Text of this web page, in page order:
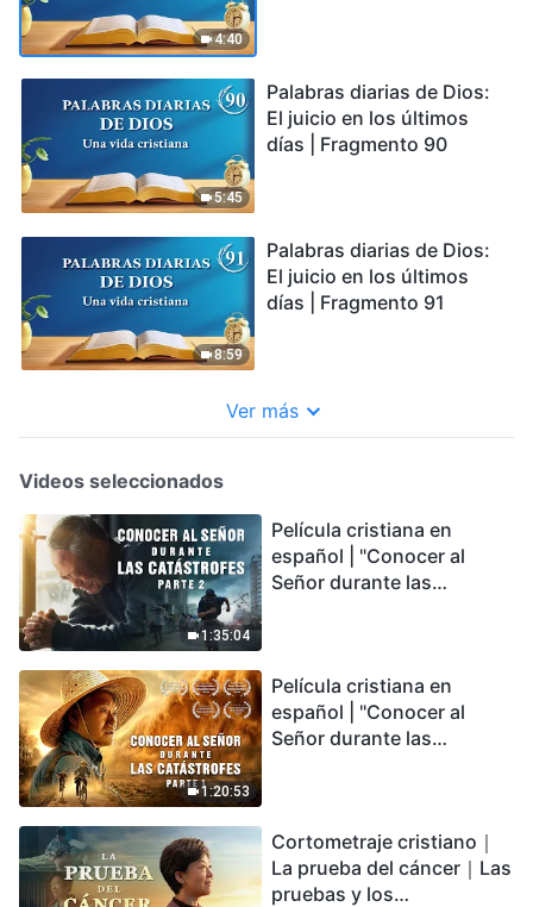
4:40
5:45
Palabras diarias de Dios:
El juicio en los últimos
días | Fragmento 90
8:59
Palabras diarias de Dios:
El juicio en los últimos
días | Fragmento 91
Ver más
Videos seleccionados
1:35:04
Película cristiana en
español | "Conocer al
Señor durante las
podemos sobrevivir?
1:20:53
Película cristiana en
español | "Conocer al
Señor durante las
encontrarás refugio?
Cortometraje cristiano｜
La prueba del cáncer｜Las
pruebas y los